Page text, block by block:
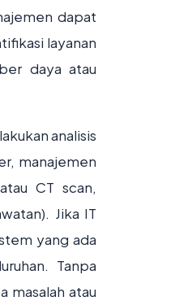
dapat
layanan
daya atau
analisis
manajemen
CT scan,
Jika IT
yang ada
Tanpa
masalah atau